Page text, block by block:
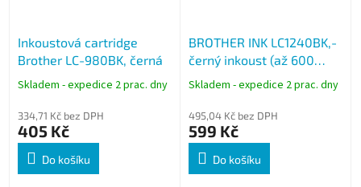
Inkoustová cartridge
Brother LC-980BK, černá
Skladem - expedice 2 prac. dny
334,71 Kč bez DPH
405 Kč
Do košíku
BROTHER INK LC1240BK,­
černý inkoust (až 600
stran)
Skladem - expedice 2 prac. dny
495,04 Kč bez DPH
599 Kč
Do košíku